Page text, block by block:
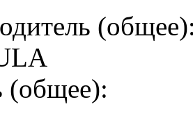
(общее):